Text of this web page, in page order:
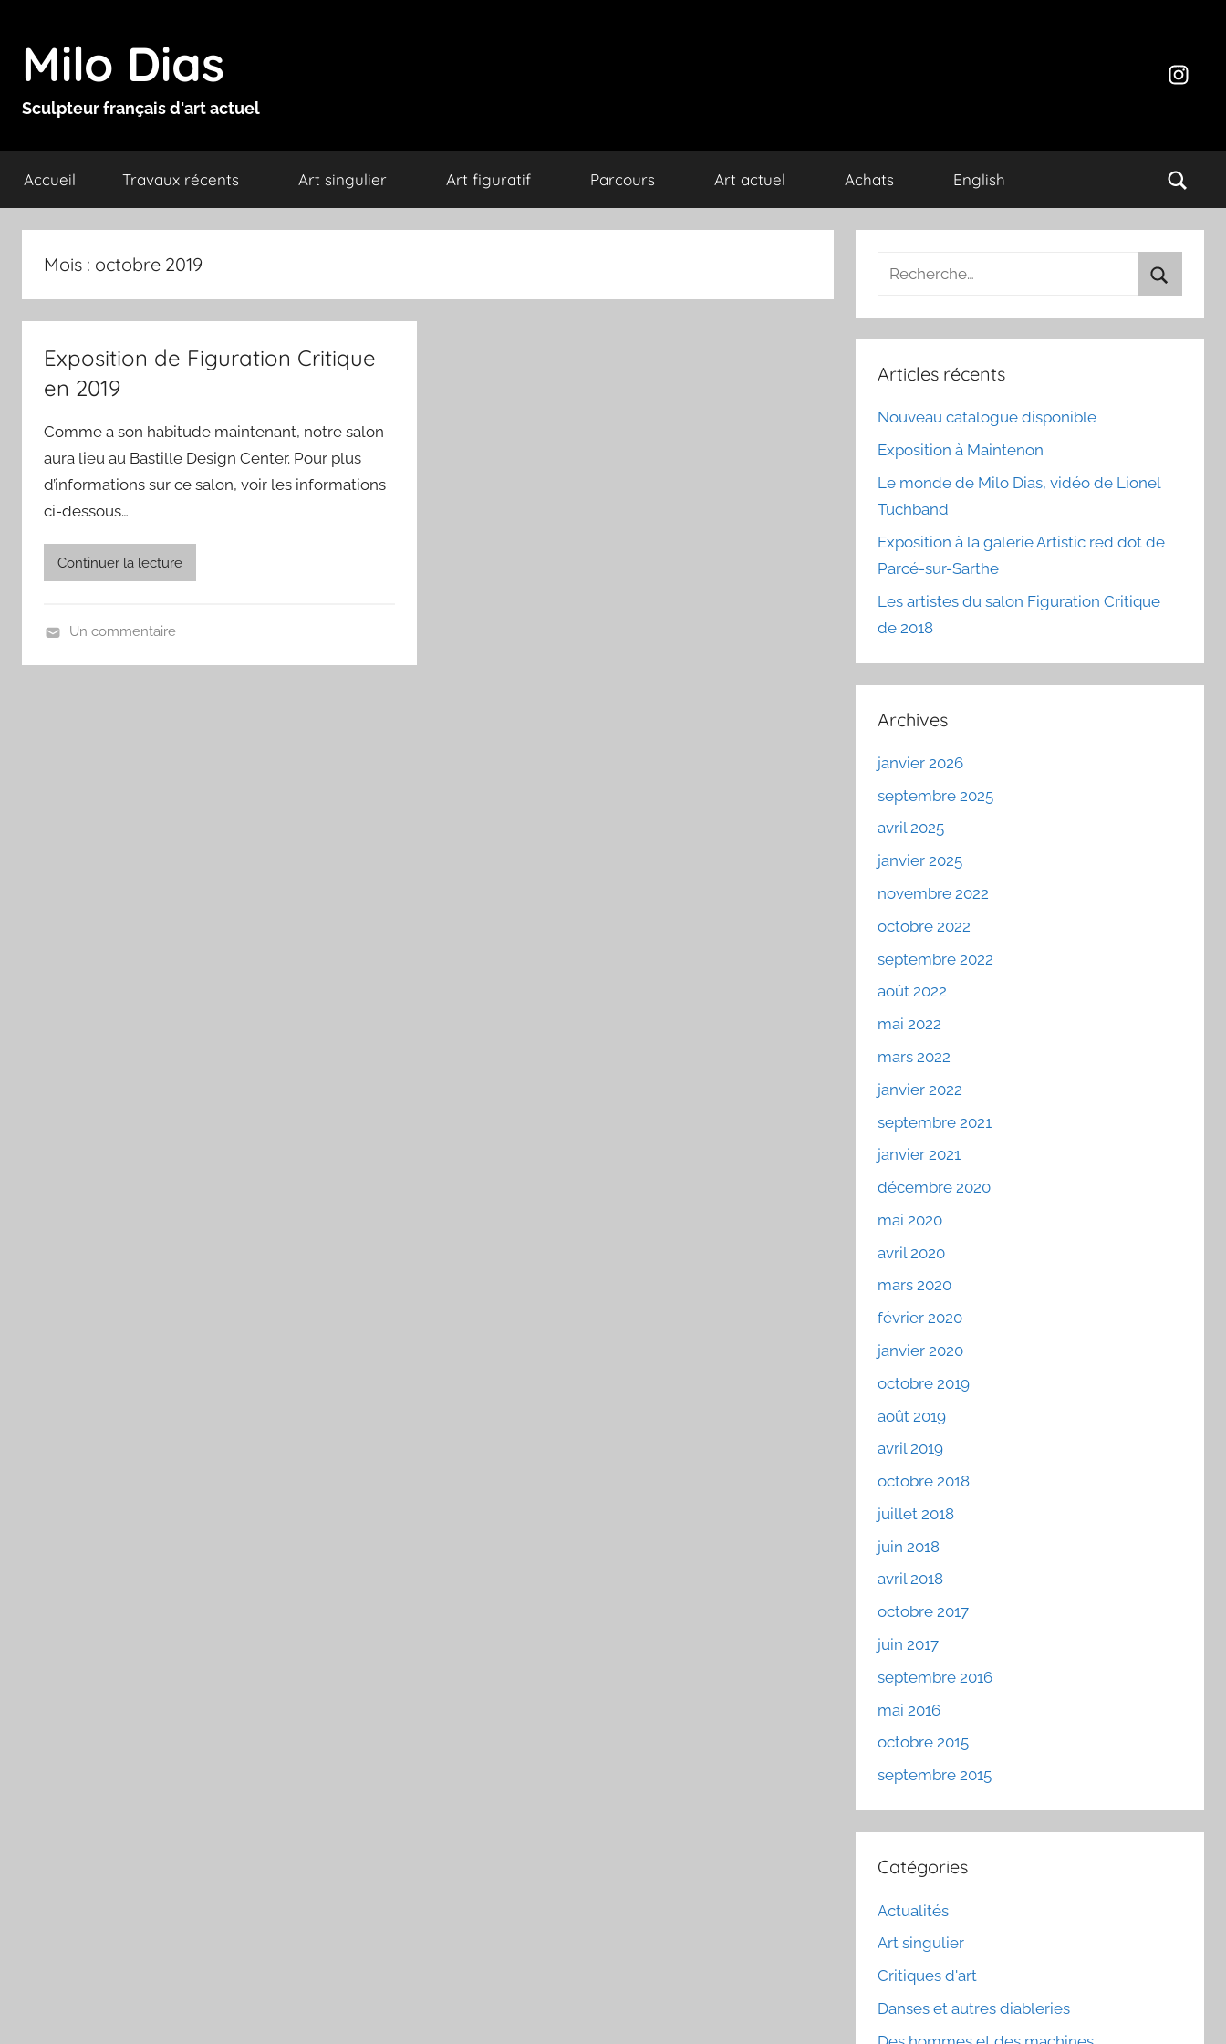
contenuMilo Dias
Sculpteur français d'art actuel
Accueil Travaux récents Art singulier Art figuratif Parcours Art actuel Achats English
Mois : octobre 2019
Exposition de Figuration Critique
en 2019
Comme a son habitude maintenant, notre salon
aura lieu au Bastille Design Center. Pour plus
d’informations sur ce salon, voir les informations
ci-dessous…
Continuer la lecture
Un commentaire
Recherche
:
Articles récents
Nouveau catalogue disponible
Exposition à Maintenon
Le monde de Milo Dias, vidéo de Lionel
Tuchband
Exposition à la galerie Artistic red dot de
Parcé-sur-Sarthe
Les artistes du salon Figuration Critique
de 2018
Archives
janvier 2026
septembre 2025
avril 2025
janvier 2025
novembre 2022
octobre 2022
septembre 2022
août 2022
mai 2022
mars 2022
janvier 2022
septembre 2021
janvier 2021
décembre 2020
mai 2020
avril 2020
mars 2020
février 2020
janvier 2020
octobre 2019
août 2019
avril 2019
octobre 2018
juillet 2018
juin 2018
avril 2018
octobre 2017
juin 2017
septembre 2016
mai 2016
octobre 2015
septembre 2015
Catégories
Actualités
Art singulier
Critiques d'art
Danses et autres diableries